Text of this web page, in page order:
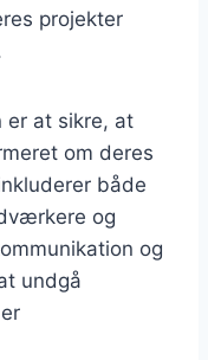
projekter
er at sikre, at
om deres
både
og
og
undgå